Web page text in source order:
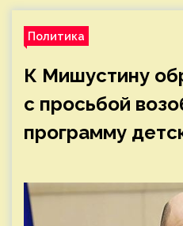
Политика
К Мишустину
с просьбой
программу